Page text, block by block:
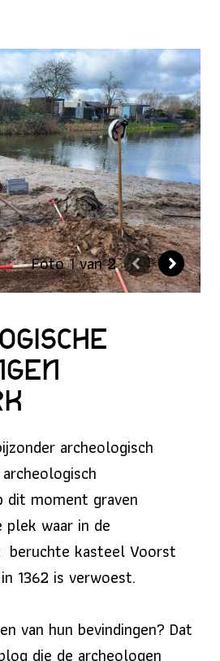
Foto 1 van 2
archeologisch
dit moment graven
plek waar in de
beruchte kasteel Voorst
1362 is verwoest.
van hun bevindingen? Dat
die de archeologen